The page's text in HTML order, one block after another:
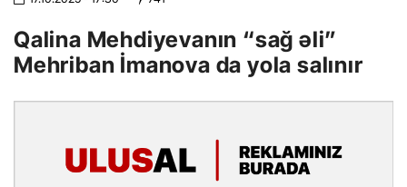
Qalina Mehdiyevanın “sağ əli”
Mehriban İmanova da yola salınır